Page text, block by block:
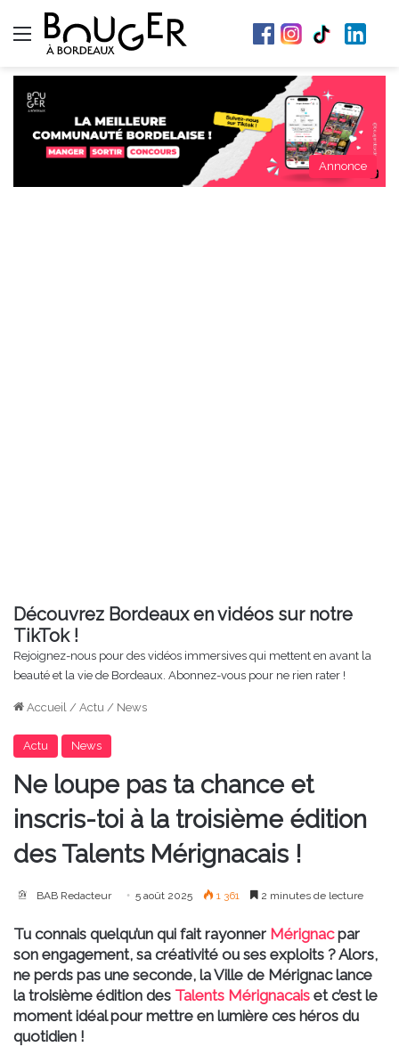
Menu
Annonce
Découvrez Bordeaux en vidéos sur notre
TikTok !
Rejoignez-nous pour des vidéos immersives qui mettent en avant la
beauté et la vie de Bordeaux. Abonnez-vous pour ne rien rater !
Accueil / Actu / News
Actu News
Ne loupe pas ta chance et
inscris-toi à la troisième édition
des Talents Mérignacais !
BAB Redacteur 5 août 2025 1 361 2 minutes de lecture
Tu connais quelqu’un qui fait rayonner Mérignacpar
son engagement, sa créativité ou ses exploits ? Alors,
ne perds pas une seconde, la Ville de Mérignac lance
la troisième édition des Talents Mérignacais et c’est le
moment idéal pour mettre en lumière ces héros du
quotidien !